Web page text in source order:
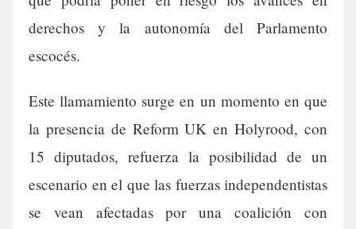
derechos y la autonomía del Parlamento
escocés.
Este llamamiento surge en un momento en que
la presencia de Reform UK en Holyrood, con
15 diputados, refuerza la posibilidad de un
escenario en el que las fuerzas independentistas
se vean afectadas por una coalición con